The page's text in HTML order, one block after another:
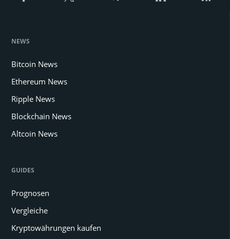
NEWS
Bitcoin News
Ethereum News
Ripple News
Blockchain News
Altcoin News
GUIDES
Prognosen
Vergleiche
Kryptowährungen kaufen